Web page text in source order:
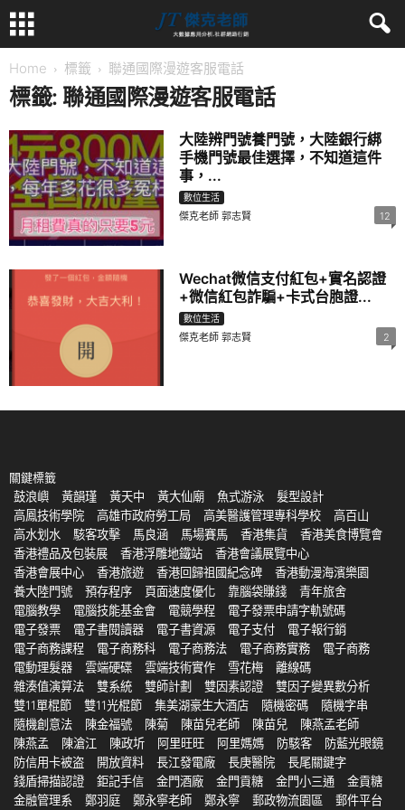
Home 標籤 聯通國際漫遊客服電話
標籤: 聯通國際漫遊客服電話
大陸辨門號養門號，大陸銀行綁
手機門號最佳選擇，不知道這件
事，...
數位生活
傑克老師 郭志賢 12
Wechat微信支付紅包+實名認證
+微信紅包詐騙+卡式台胞證...
數位生活
傑克老師 郭志賢 2
關鍵標籤
鼓浪嶼
黃韻瑾 黃天中 黃大仙廟 魚式游泳
髮型設計
高鳳技術學院
高雄市政府勞工局 高美醫護管理專科學校
高百山
高水划水
駭客攻擊 馬良涵 馬場賽馬 香港集貨
香港美食博覽會
香港禮品及包裝展
香港浮雕地鐵站
香港會議展覽中心
香港會展中心
香港旅遊 香港回歸祖國紀念碑
香港動漫海濱樂園
養大陸門號
預存程序 頁面速度優化 靠腦袋賺錢
青年旅舍
電腦教學
電腦技能基金會 電競學程
電子發票申請字軌號碼
電子發票
電子書閱讀器 電子書資源 電子支付
電子報行銷
電子商務課程
電子商務科 電子商務法 電子商務實務
電子商務
電動理髮器
雲端硬碟 雲端技術實作 雪花梅
離線碼
雜湊值演算法
雙系統 雙師計劃 雙因素認證
雙因子變異數分析
雙11單棍節
雙11光棍節 集美湖豪生大酒店 隨機密碼
隨機字串
隨機創意法
陳金福號 陳菊 陳苗兒老師 陳苗兒
陳燕孟老師
陳燕孟
陳滄江 陳政圻 阿里旺旺 阿里媽媽 防駭客
防藍光眼鏡
防信用卡被盗
開放資料 長江發電廠 長庚醫院
長尾關鍵字
錢盾掃描認證
鉅記手信 金門酒廠 金門貢糖 金門小三通
金貢糖
金融管理系
鄭羽庭 鄭永寧老師 鄭永寧 郵政物流園區 郵件平台